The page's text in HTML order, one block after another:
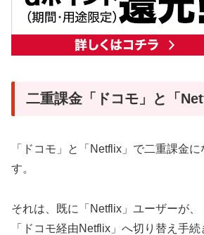
二重課金「ドコモ」と「
「ドコモ」と「Netflix」で二重課金
す。
それは、既に「Netflix」ユーザーが、
「ドコモ経由Netflix」へ切り替え手続